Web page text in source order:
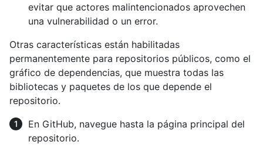
evitar que actores malintencionados aprovechen
una vulnerabilidad o un error.
Otras características están habilitadas
permanentemente para repositorios públicos, como el
gráfico de dependencias, que muestra todas las
bibliotecas y paquetes de los que depende el
repositorio.
En GitHub, navegue hasta la página principal del
repositorio.